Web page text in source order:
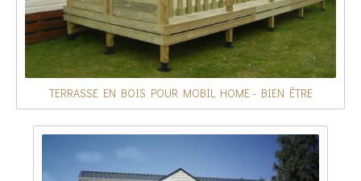
TERRASSE EN BOIS POUR MOBIL HOME - BIEN ÊTRE